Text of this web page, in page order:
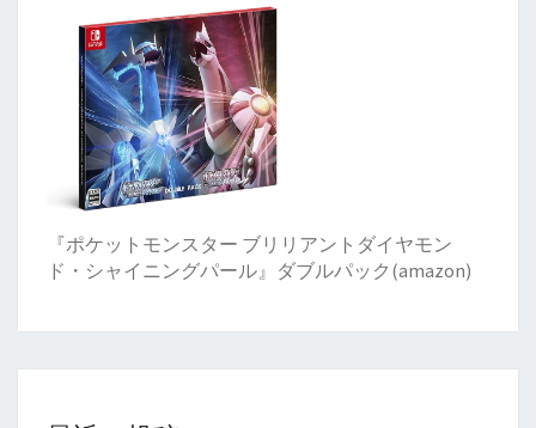
『ポケットモンスター ブリリアントダイヤモン
ド・シャイニングパール』ダブルパック(amazon)